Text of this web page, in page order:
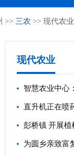
>> 三农 >> 现代农业
现代农业
智慧农业中心
直升机正在喷
彭桥镇 开展植
为圆乡亲致